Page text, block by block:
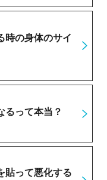
時の身体のサイ
るって本当？
貼って悪化する